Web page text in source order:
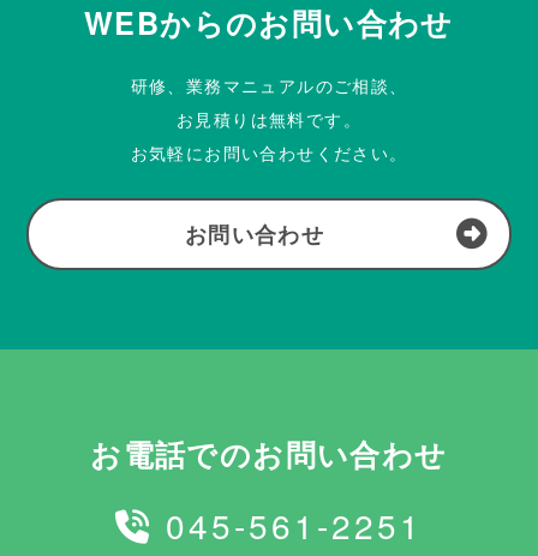
WEBからのお問い合わせ
研修、業務マニュアルのご相談、
お見積りは無料です。
お気軽にお問い合わせください。
お問い合わせ
お電話でのお問い合わせ
045-561-2251